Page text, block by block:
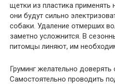
щетки из пластика применять
они будут сильно
собаки. Удаление отмерших
заметно усложнится. В
питомцы линяют, им
Груминг желательно доверять
Самостоятельно проводить